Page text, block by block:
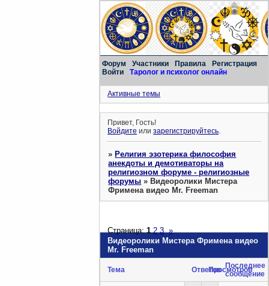
Форум Участники Правила
Регистрация
Войти
Таролог и психолог онлайн
Активные темы
Привет, Гость!
Войдите илизарегистрируйтесь.
»Религия эзотерика философия
анекдоты и демотиваторы на
религиозном форуме - религиозные
форумы »Видеоролики Мистера
Фримена видео Mr. Freeman
Видеоролики Мистера Фримена видео
Mr. Freeman
Страница:1 2 3 »
Тема ОтветовПросмотров
Последнее
сообщение